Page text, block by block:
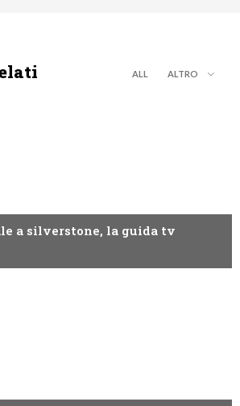
ALL ALTRO
a silverstone, la guida tv